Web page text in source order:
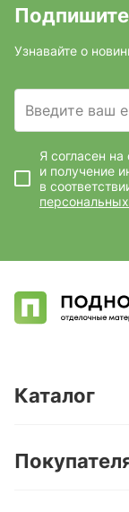
Узнавайте о
Введите ваш
Я согласен
и получение
в
Каталог
Кварц-винил и